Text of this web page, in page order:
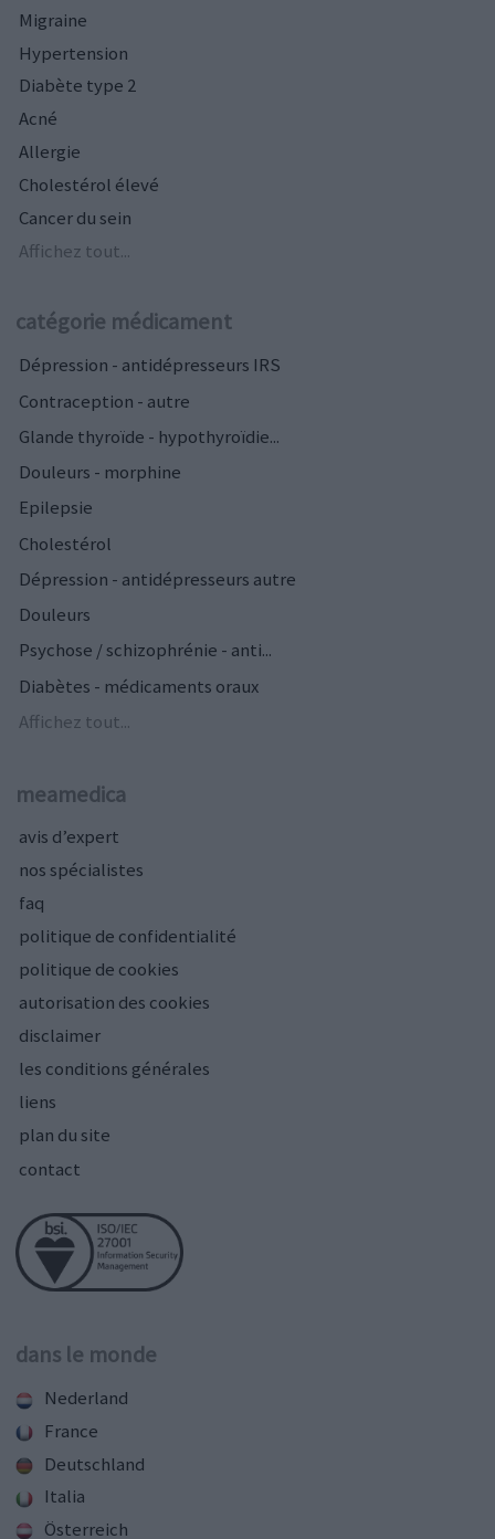
Migraine
Hypertension
Diabète type 2
Acné
Allergie
Cholestérol élevé
Cancer du sein
Affichez tout...
catégorie médicament
Dépression - antidépresseurs IRS
Contraception - autre
Glande thyroïde - hypothyroïdie...
Douleurs - morphine
Epilepsie
Cholestérol
Dépression - antidépresseurs autre
Douleurs
Psychose / schizophrénie - anti...
Diabètes - médicaments oraux
Affichez tout...
meamedica
avis d’expert
nos spécialistes
faq
politique de confidentialité
politique de cookies
autorisation des cookies
disclaimer
les conditions générales
liens
plan du site
contact
dans le monde
Nederland
France
Deutschland
Italia
Österreich